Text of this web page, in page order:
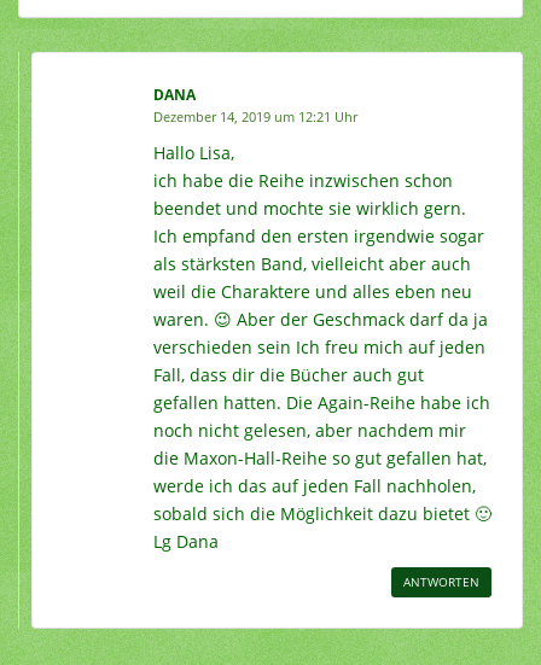
DANA
Dezember 14, 2019 um 12:21 Uhr
Hallo Lisa,
ich habe die Reihe inzwischen schon
beendet und mochte sie wirklich gern.
Ich empfand den ersten irgendwie sogar
als stärksten Band, vielleicht aber auch
weil die Charaktere und alles eben neu
waren. 😉 Aber der Geschmack darf da ja
verschieden sein Ich freu mich auf jeden
Fall, dass dir die Bücher auch gut
gefallen hatten. Die Again-Reihe habe ich
noch nicht gelesen, aber nachdem mir
die Maxon-Hall-Reihe so gut gefallen hat,
werde ich das auf jeden Fall nachholen,
sobald sich die Möglichkeit dazu bietet 🙂
Lg Dana
ANTWORTEN